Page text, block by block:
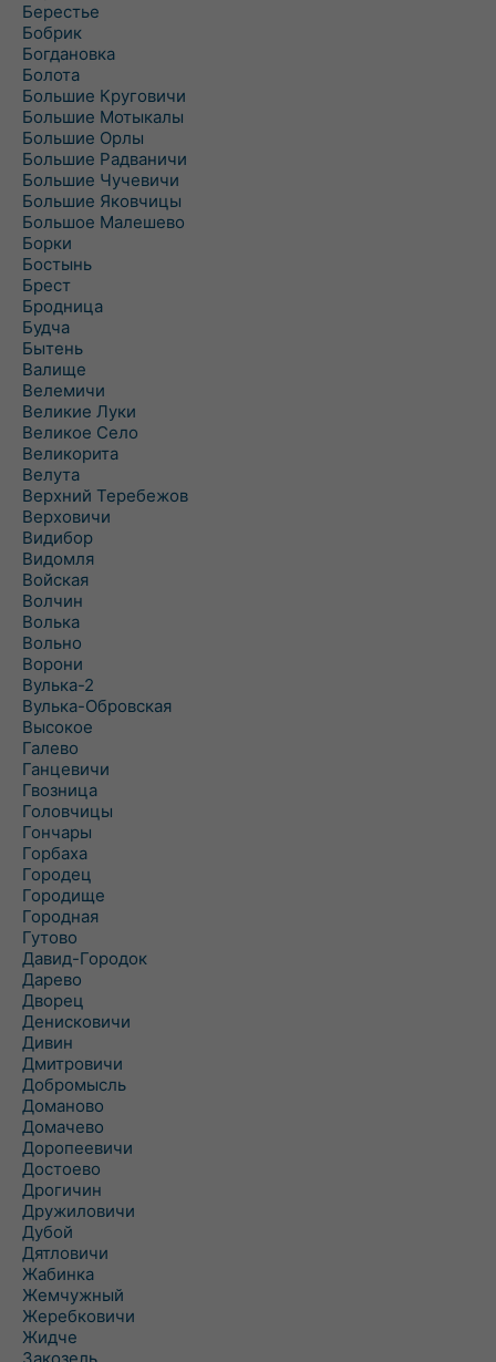
Берестье
Бобрик
Богдановка
Болота
Большие Круговичи
Большие Мотыкалы
Большие Орлы
Большие Радваничи
Большие Чучевичи
Большие Яковчицы
Большое Малешево
Борки
Бостынь
Брест
Бродница
Будча
Бытень
Валище
Велемичи
Великие Луки
Великое Село
Великорита
Велута
Верхний Теребежов
Верховичи
Видибор
Видомля
Войская
Волчин
Волька
Вольно
Ворони
Вулька-2
Вулька-Обровская
Высокое
Галево
Ганцевичи
Гвозница
Головчицы
Гончары
Горбаха
Городец
Городище
Городная
Гутово
Давид-Городок
Дарево
Дворец
Денисковичи
Дивин
Дмитровичи
Добромысль
Доманово
Домачево
Доропеевичи
Достоево
Дрогичин
Дружиловичи
Дубой
Дятловичи
Жабинка
Жемчужный
Жеребковичи
Жидче